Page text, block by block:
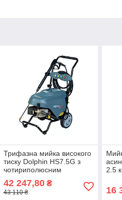
Трифазна мийка високого
тиску Dolphin HS7.5G з
чотириполюсним
двигуном, продуктивністю
16 л/хв.
42 247,80₴
43 110 ₴
2.5
16